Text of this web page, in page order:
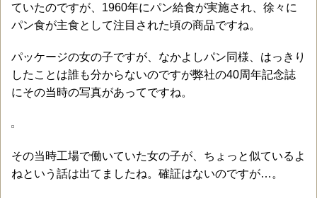
ていたのですが、1960年にパン給食が実施され、徐々に
パン食が主食として注目された頃の商品ですね。
パッケージの女の子ですが、なかよしパン同様、はっきり
したことは誰も分からないのですが弊社の40周年記念誌
にその当時の写真があってですね。
その当時工場で働いていた女の子が、ちょっと似ているよ
ねという話は出てましたね。確証はないのですが…。